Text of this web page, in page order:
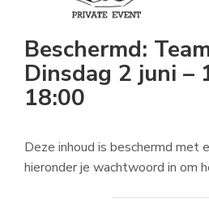
Beschermd:
Dinsdag 2 juni –
18:00
Deze inhoud is beschermd met
hieronder je wachtwoord in om